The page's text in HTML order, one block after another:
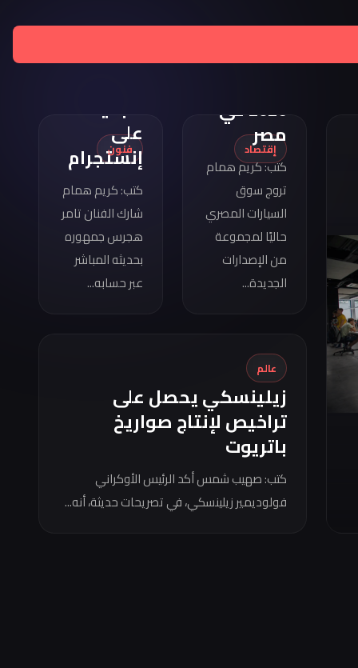
إقتصاد
مواصفات
كوبرا
2026 في
مصر
كتب: كريم همام
تروج سوق
السيارات المصري
حاليًا لمجموعة
من الإصدارات
الجديدة...
فنون
هجرس
يشارك
الجديدة
على
إنستجرام
كتب: كريم همام
شارك الفنان تامر
هجرس جمهوره
بحديثه المباشر
عبر حسابه...
عالم
زيلينسكي يحصل على
تراخيص لإنتاج صواريخ
باتريوت
كتب: صهيب شمس أكد الرئيس الأوكراني
فولوديمير زيلينسكي، في تصريحات حديثة، أنه...